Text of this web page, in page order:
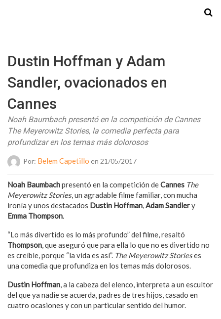
Dustin Hoffman y Adam
Sandler, ovacionados en
Cannes
Noah Baumbach presentó en la competición de Cannes
The Meyerowitz Stories, la comedia perfecta para
profundizar en los temas más dolorosos
Por: Belem Capetillo en 21/05/2017
Noah Baumbachpresentó en la competición deCannes The
Meyerowitz Stories, un agradable filme familiar, con mucha
ironía y unos destacados Dustin Hoffman,Adam Sandlery
Emma Thompson.
“Lo más divertido es lo más profundo” del filme, resaltó
Thompson, que aseguró que para ella lo que no es divertido no
es creíble, porque “la vida es así”. The Meyerowitz Storieses
una comedia que profundiza en los temas más dolorosos.
Dustin Hoffman, a la cabeza del elenco, interpreta a un escultor
del que ya nadie se acuerda, padres de tres hijos, casado en
cuatro ocasiones y con un particular sentido del humor.